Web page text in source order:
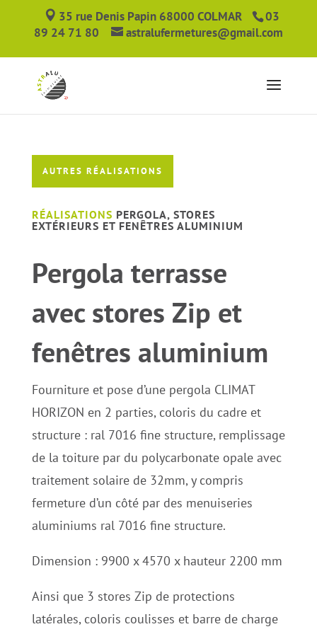
35 rue Denis Papin 68000 COLMAR
03
89 24 71 80
astralufermetures@gmail.com
AUTRES RÉALISATIONS
RÉALISATIONS PERGOLA, STORES
EXTÉRIEURS ET FENÊTRES ALUMINIUM
Pergola terrasse
avec stores Zip et
fenêtres aluminium
Fourniture et pose d’une pergola CLIMAT
HORIZON en 2 parties, coloris du cadre et
structure : ral 7016 fine structure, remplissage
de la toiture par du polycarbonate opale avec
traitement solaire de 32mm, y compris
fermeture d’un côté par des menuiseries
aluminiums ral 7016 fine structure.
Dimension : 9900 x 4570 x hauteur 2200 mm
Ainsi que 3 stores Zip de protections
latérales, coloris coulisses et barre de charge